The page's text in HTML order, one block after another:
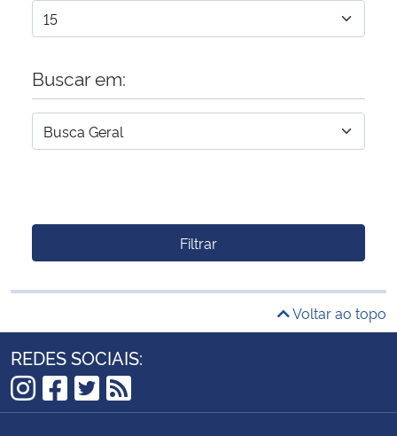
Buscar em:
Filtrar
Voltar ao topo
REDES SOCIAIS:
Instagram
Facebook
Twitter
RSS